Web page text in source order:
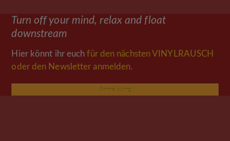
Turn off your mind, relax and float
downstream
Hier könnt ihr euchfür den nächsten VINYLRAUSCH
oder den Newsletter anmelden.
Anmeldung